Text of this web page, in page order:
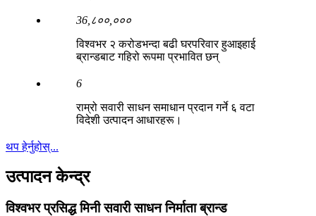
36 ८०० ०००
विश्वभर २ करोडभन्दा बढी घरपरिवार हुआइहाई
ब्रान्डबाट गहिरो रूपमा प्रभावित छन्
6
राम्रो सवारी साधन समाधान प्रदान गर्ने ६ वटा
विदेशी उत्पादन आधारहरू।
थप हेर्नुहोस्...
उत्पादन केन्द्र
विश्वभर प्रसिद्ध मिनी सवारी साधन निर्माता ब्रान्ड